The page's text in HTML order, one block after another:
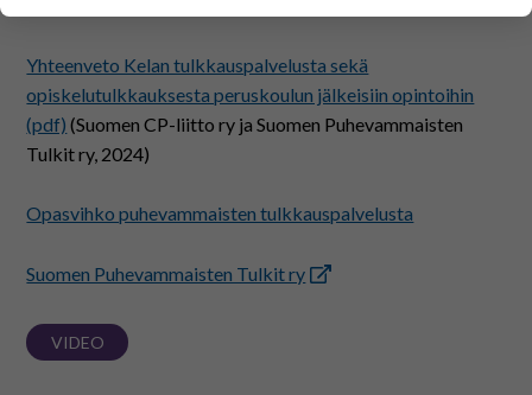
Yhteenveto Kelan tulkkauspalvelusta sekä
opiskelutulkkauksesta peruskoulun jälkeisiin opintoihin
(pdf) (Suomen CP-liitto ry ja Suomen Puhevammaisten
Tulkit ry, 2024)
Opasvihko puhevammaisten tulkkauspalvelusta
Suomen Puhevammaisten Tulkit ry
VIDEO